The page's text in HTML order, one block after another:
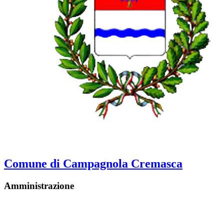
Comune di Campagnola Cremasca
Amministrazione